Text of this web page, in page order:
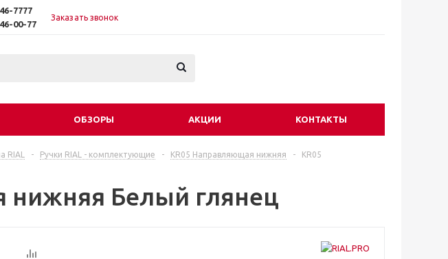
7777
00-77
Заказать звонок
ОБЗОРЫ АКЦИИ КОНТАКТЫ
RIAL - Ручки RIAL - комплектующие - KR05 Направляющая нижняя -
KR05
нижняя Белый глянец